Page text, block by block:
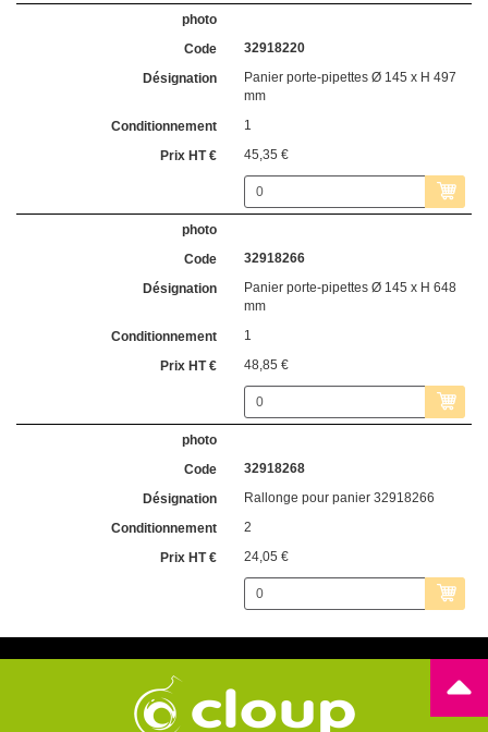
32918220
Panier porte-pipettes Ø 145 x H 497
mm
1
45,35 €
32918266
Panier porte-pipettes Ø 145 x H 648
mm
1
48,85 €
32918268
Rallonge pour panier 32918266
2
24,05 €